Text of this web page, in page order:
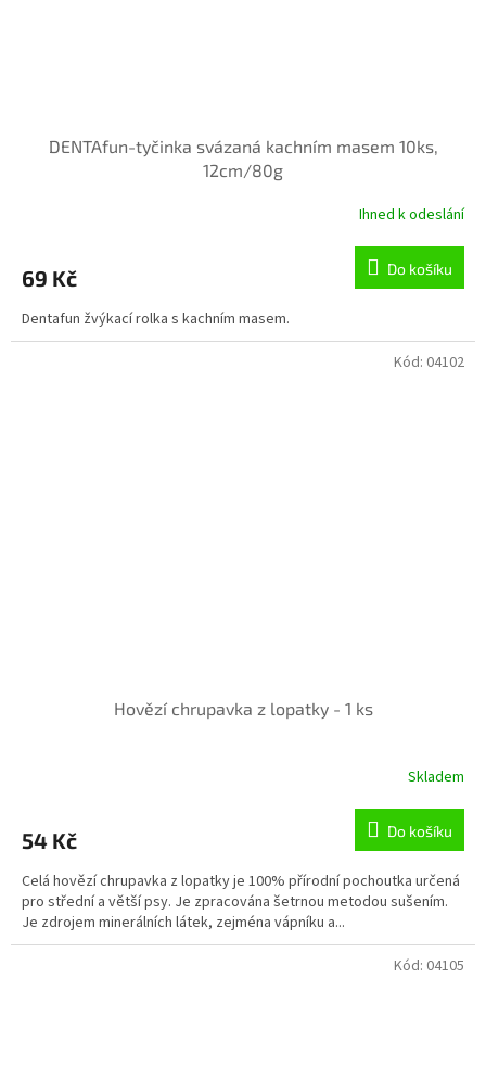
DENTAfun-tyčinka svázaná kachním masem 10ks,
12cm/80g
Ihned k odeslání
69 Kč Do košíku
Dentafun žvýkací rolka s kachním masem.
Hovězí chrupavka z lopatky - 1 ks
Skladem
54 Kč Do košíku
Celá hovězí chrupavka z lopatky je 100% přírodní pochoutka určená
pro střední a větší psy. Je zpracována šetrnou metodou sušením.
Je zdrojem minerálních látek, zejména vápníku a...
Kód: 04102
Kód: 04105